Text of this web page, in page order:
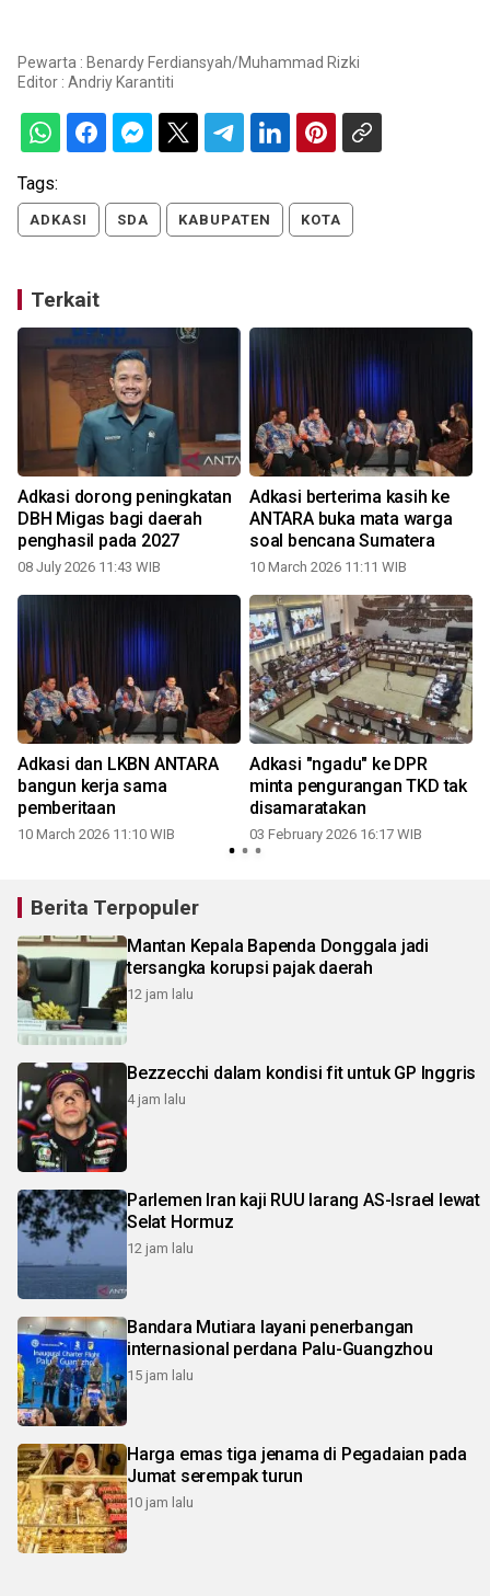
Pewarta : Benardy Ferdiansyah/Muhammad Rizki
Editor : Andriy Karantiti
Tags:
ADKASI SDA KABUPATEN KOTA
Terkait
Adkasi dorong peningkatan
DBH Migas bagi daerah
penghasil pada 2027
08 July 2026 11:43 WIB
Adkasi berterima kasih ke
ANTARA buka mata warga
soal bencana Sumatera
10 March 2026 11:11 WIB
Adkasi dan LKBN ANTARA
bangun kerja sama
pemberitaan
10 March 2026 11:10 WIB
Adkasi "ngadu" ke DPR
minta pengurangan TKD tak
disamaratakan
03 February 2026 16:17 WIB
Berita Terpopuler
Mantan Kepala Bapenda Donggala jadi
tersangka korupsi pajak daerah
12 jam lalu
Bezzecchi dalam kondisi fit untuk GP Inggris
4 jam lalu
Parlemen Iran kaji RUU larang AS-Israel lewat
Selat Hormuz
12 jam lalu
Bandara Mutiara layani penerbangan
internasional perdana Palu-Guangzhou
15 jam lalu
Harga emas tiga jenama di Pegadaian pada
Jumat serempak turun
10 jam lalu